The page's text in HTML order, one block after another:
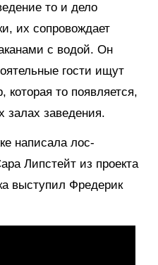
то и дело
их сопровождает
с водой. Он
гости ищут
то появляется,
залах заведения.
написала лос-
Липстейт из проекта
выступил Фредерик